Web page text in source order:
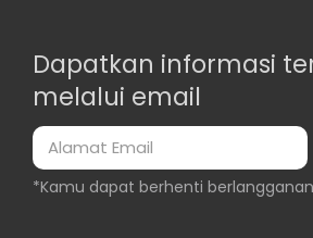
Dapatkan informasi
melalui email
*Kamu dapat berhenti